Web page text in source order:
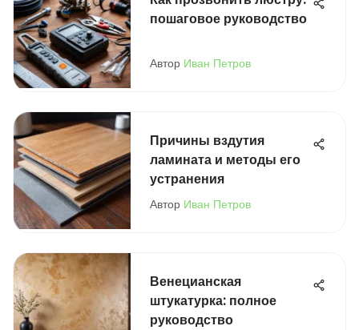
пошаговое руководство
Автор Иван Петров
Причины вздутия
ламината и методы его
устранения
Автор Иван Петров
Венецианская
штукатурка: полное
руководство